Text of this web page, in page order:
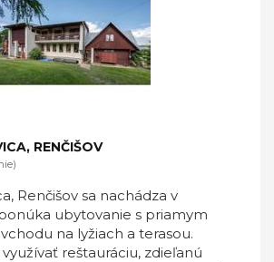
RENČIŠOV
Renčišov sa nachádza v
ubytovanie s priamym
na lyžiach a terasou.
reštauráciu, zdieľanú